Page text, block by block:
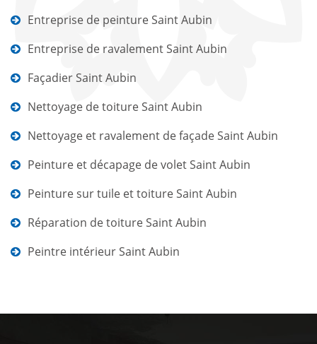
Entreprise de peinture Saint Aubin
Entreprise de ravalement Saint Aubin
Façadier Saint Aubin
Nettoyage de toiture Saint Aubin
Nettoyage et ravalement de façade Saint Aubin
Peinture et décapage de volet Saint Aubin
Peinture sur tuile et toiture Saint Aubin
Réparation de toiture Saint Aubin
Peintre intérieur Saint Aubin